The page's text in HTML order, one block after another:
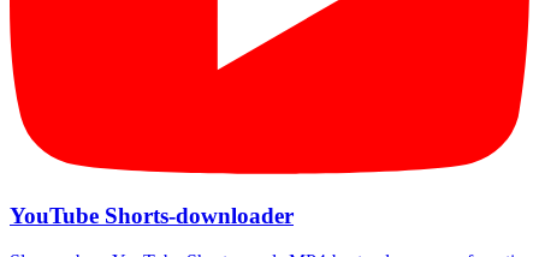
YouTube Shorts-downloader